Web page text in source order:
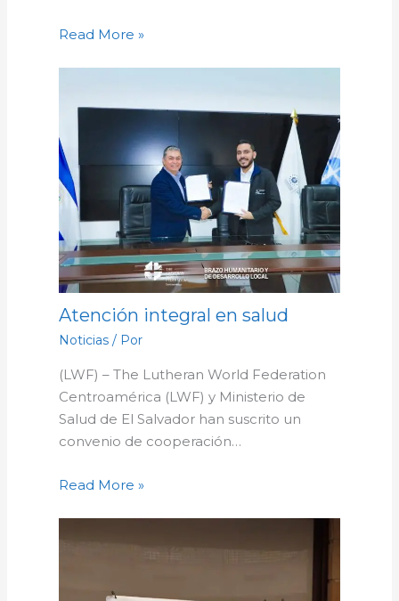
Read More »
Atención integral en salud
Noticias/ Por
(LWF) – The Lutheran World Federation
Centroamérica (LWF) y Ministerio de
Salud de El Salvador han suscrito un
convenio de cooperación…
Read More »